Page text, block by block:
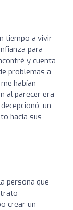
tiempo a vivir
para
y cuenta
problemas a
habían
al parecer era
un
hacia sus
persona que
crear un